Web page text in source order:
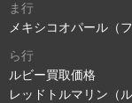
ま行
メキシコオパール（
ら行
ルビー買取価格
レッドトルマリン（